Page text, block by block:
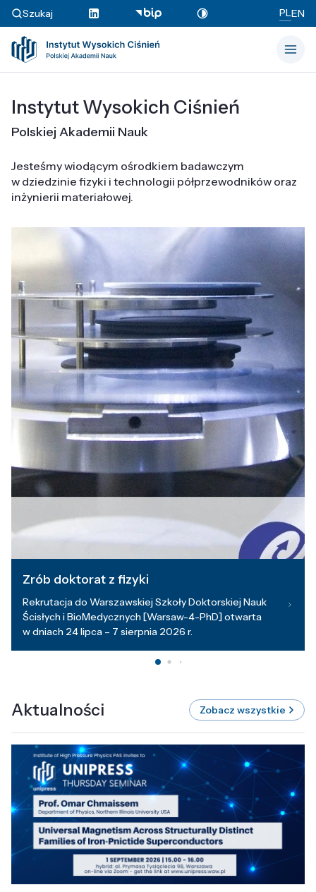
Szukaj PLEN
Instytut Wysokich Ciśnień
Polskiej Akademii Nauk
Jesteśmy wiodącym ośrodkiem badawczym
w dziedzinie fizyki i technologii półprzewodników oraz
inżynierii materiałowej.
Zrób doktorat z fizyki
Rekrutacja do Warszawskiej Szkoły Doktorskiej Nauk
Ścisłych i BioMedycznych [Warsaw-4-PhD] otwarta
w dniach 24 lipca – 7 sierpnia 2026 r.
Aktualności Zobacz wszystkie